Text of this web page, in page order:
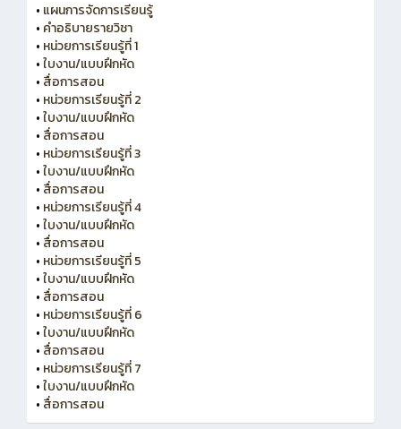
• แผนการจัดการเรียนรู้
• คำอธิบายรายวิชา
• หน่วยการเรียนรู้ที่ 1
•ใบงาน/แบบฝึกหัด
• สื่อการสอน
• หน่วยการเรียนรู้ที่ 2
•ใบงาน/แบบฝึกหัด
• สื่อการสอน
• หน่วยการเรียนรู้ที่ 3
•ใบงาน/แบบฝึกหัด
• สื่อการสอน
• หน่วยการเรียนรู้ที่ 4
•ใบงาน/แบบฝึกหัด
• สื่อการสอน
• หน่วยการเรียนรู้ที่ 5
•ใบงาน/แบบฝึกหัด
• สื่อการสอน
• หน่วยการเรียนรู้ที่ 6
•ใบงาน/แบบฝึกหัด
• สื่อการสอน
• หน่วยการเรียนรู้ที่ 7
•ใบงาน/แบบฝึกหัด
• สื่อการสอน